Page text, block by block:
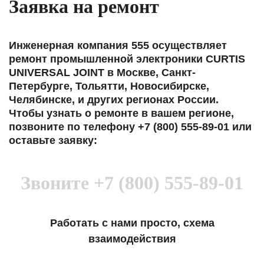
Заявка на ремонт
Инженерная компания 555 осуществляет
ремонт промышленной электроники CURTIS
UNIVERSAL JOINT в Москве, Санкт-
Петербурге, Тольятти, Новосибирске,
Челябинске, и других регионах России.
Чтобы узнать о ремонте в вашем регионе,
позвоните по телефону +7 (800) 555-89-01 или
оставьте заявку:
Звоните +7 (800) 555-89-01
Работать с нами просто, схема
взаимодействия